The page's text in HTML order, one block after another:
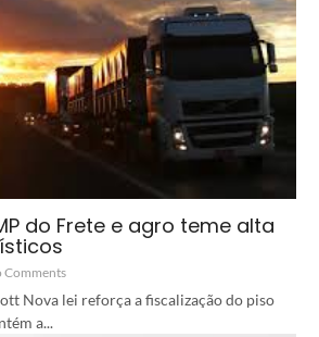
do Frete e agro teme alta
Comments
Nova lei reforça a fiscalização do piso
a...